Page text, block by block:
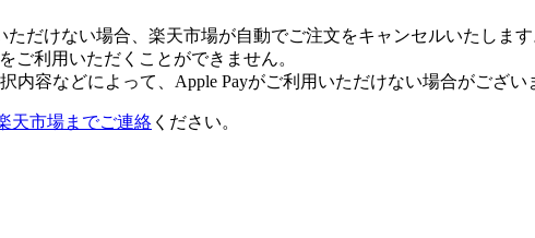
だけない場合、楽天市場が自動でご注文をキャンセルいたします
ご利用いただくことができません。
内容などによって、Apple Payがご利用いただけない場合がござい
天市場までご連絡 ください。